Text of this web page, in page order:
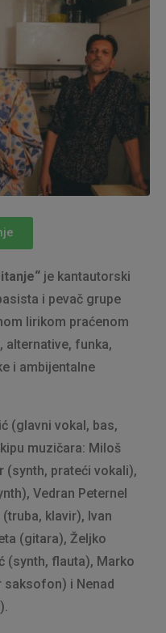
je kantautorski
i pevač grupe
lirikom praćenom
alternative, funka,
i ambijentalne
(glavni vokal, bas,
muzičara: Miloš
(synth, prateći vokali),
Vedran Peternel
klavir), Ivan
(gitara), Željko
(synth, flauta), Marko
saksofon) i Nenad